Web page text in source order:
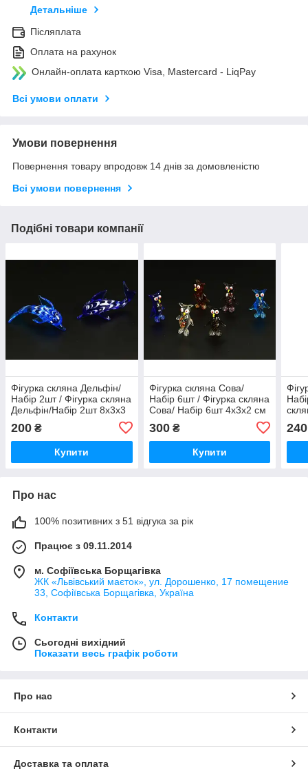
Детальніше
Післяплата
Оплата на рахунок
Онлайн-оплата карткою Visa, Mastercard - LiqPay
Всі умови оплати
Умови повернення
Повернення товару впродовж 14 днів за домовленістю
Всі умови повернення
Подібні товари компанії
Фігурка скляна Дельфін/
Набір 2шт / Фігурка скляна
Дельфін/Набір 2шт 8x3x3
200 ₴
Купити
Фігурка скляна Сова/
Набір 6шт / Фігурка скляна
Сова/ Набір 6шт 4x3x2 см
300₴
Купити
240
Про нас
100% позитивних з 51 відгука за рік
Працює з 09.11.2014
м. Софіївська Борщагівка
ЖК «Львівський маєток», ул. Дорошенко, 17 помещение
33, Софіївська Борщагівка, Україна
Контакти
Сьогодні вихідний
Показати весь графік роботи
Про нас
Контакти
Доставка та оплата